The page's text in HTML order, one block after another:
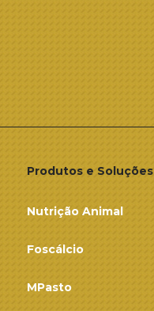
Produtos e Soluções
Nutrição Animal
Foscálcio
MPasto